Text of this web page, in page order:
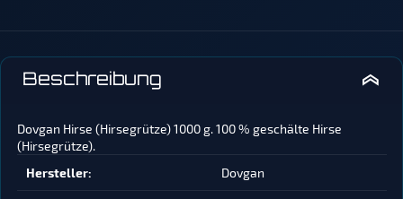
Beschreibung
Dovgan Hirse (Hirsegrütze) 1000 g. 100 % geschälte Hirse
(Hirsegrütze).
Produkteigenschaft
Wert
Hersteller: Dovgan